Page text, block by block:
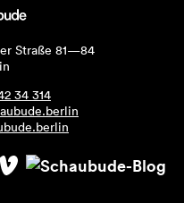
Straße 81—84
34 314